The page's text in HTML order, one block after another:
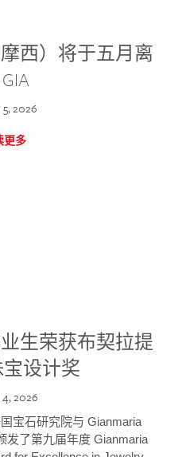
摩西）将于五月离
2026
更多
生荣获布契拉提
设计奖
2026
宝石研究院与 Gianmaria
发了第九届年度 Gianmaria